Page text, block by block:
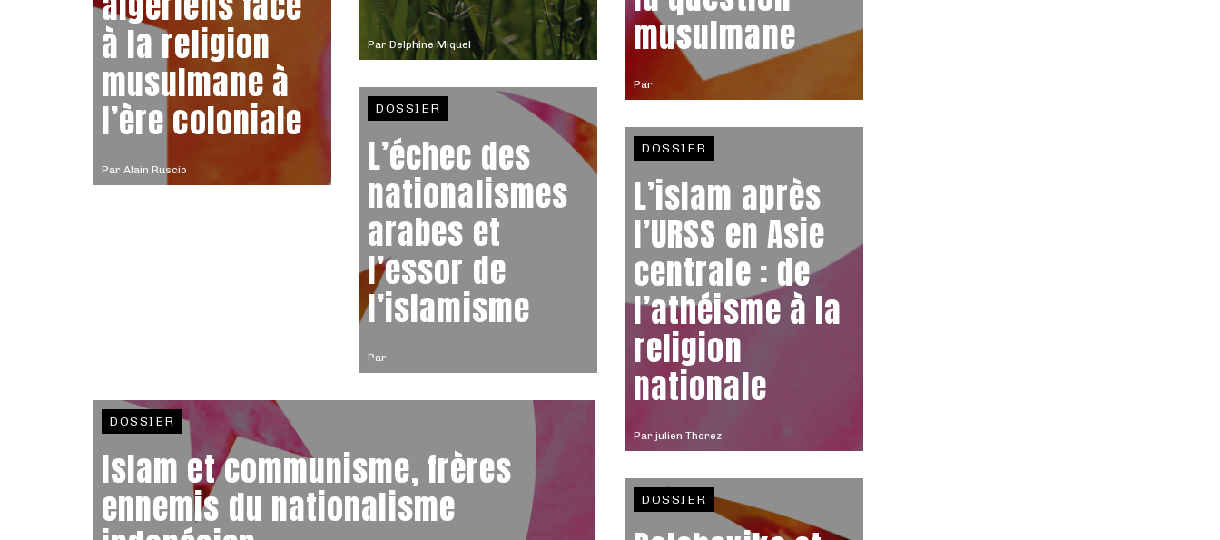
Par Delphine Miquel
Par
musulmane
Par Alain Ruscio
à la religion
musulmane à
l’ère coloniale
Par
DOSSIER
L’échec des
nationalismes
arabes et
l’essor de
l’islamisme
DOSSIER
Islam et communisme, frères
ennemis du nationalisme
Par julien Thorez
DOSSIER
L’islam après
l’URSS en Asie
centrale : de
l’athéisme à la
religion
nationale
DOSSIER